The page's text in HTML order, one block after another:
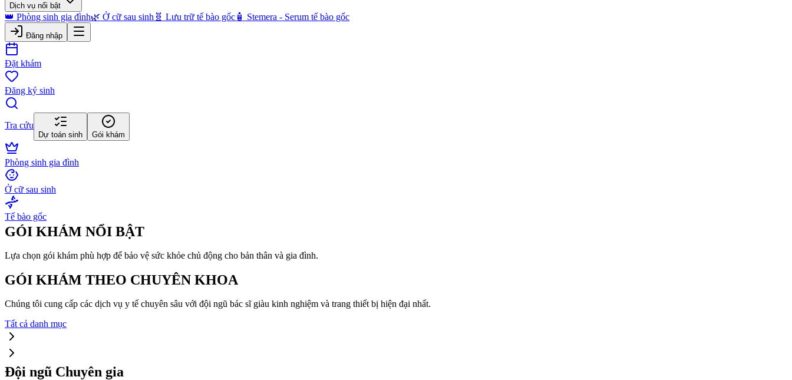
Dịch vụ nổi bật
👑 Phòng sinh gia đình🌿 Ở cữ sau sinh 🧬 Lưu trữ tế bào gốc 🧴 Stemera - Serum tế bào gốc
Đăng nhập
Đặt khám
Đăng ký sinh
Tra cứu
Dự toán sinh Gói khám
Phòng sinh gia đình
Ở cữ sau sinh
Tế bào gốc
GÓI KHÁM NỔI BẬT
Lựa chọn gói khám phù hợp để bảo vệ sức khỏe chủ động cho bản thân và gia đình.
GÓI KHÁM THEO CHUYÊN KHOA
Chúng tôi cung cấp các dịch vụ y tế chuyên sâu với đội ngũ bác sĩ giàu kinh nghiệm và trang thiết bị hiện đại nhất.
Tất cả danh mục
Đội ngũ Chuyên gia